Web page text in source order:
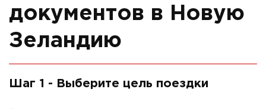
документов в Новую
Зеландию
Шаг 1 - Выберите цель поездки